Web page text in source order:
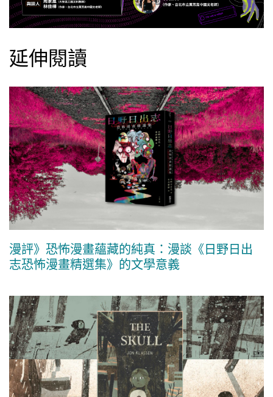
延伸閱讀
漫評》恐怖漫畫蘊藏的純真：漫談《日野日出
志恐怖漫畫精選集》的文學意義